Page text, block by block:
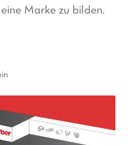
Marke zu bilden.